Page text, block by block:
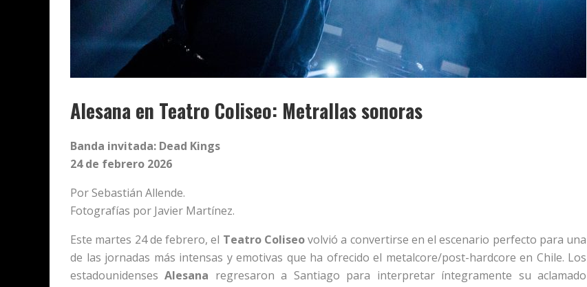
Alesana en Teatro Coliseo: Metrallas sonoras
Banda invitada: Dead Kings
24 de febrero 2026
Por Sebastián Allende.
Fotografías por Javier Martínez.
Este martes 24 de febrero, el Teatro Coliseovolvió a convertirse en el escenario perfecto para una
de las jornadas más intensas y emotivas que ha ofrecido el metalcore/post-hardcore en Chile. Los
estadounidensesAlesana regresaron a Santiago para interpretar íntegramente su aclamado